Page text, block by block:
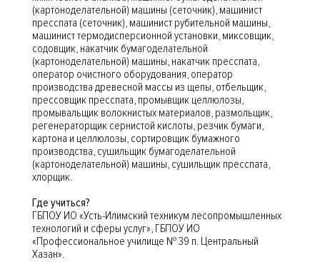
(картоноделательной) машины (сеточник), машинист
пресспата (сеточник), машинист рубительной машины,
машинист термодисперсионной установки, миксовщик,
содовщик, накатчик бумагоделательной
(картоноделательной) машины, накатчик пресспата,
оператор очистного оборудования, оператор
производства древесной массы из щепы, отбельщик,
прессовщик пресспата, промывщик целлюлозы,
промывальщик волокнистых материалов, размольщик,
регенераторщик сернистой кислоты, резчик бумаги,
картона и целлюлозы, сортировщик бумажного
производства, сушильщик бумагоделательной
(картоноделательной) машины, сушильщик пресспата,
хлорщик.
Где учиться?
ГБПОУ ИО «Усть-Илимский техникум лесопромышленных
технологий и сферы услуг», ГБПОУ ИО
«Профессиональное училище № 39 п. Центральный
Хазан».